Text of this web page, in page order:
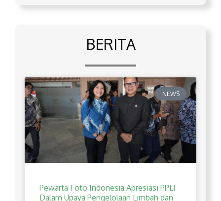
BERITA
NEWS
Pewarta Foto Indonesia Apresiasi PPLI
Dalam Upaya Pengelolaan Limbah dan